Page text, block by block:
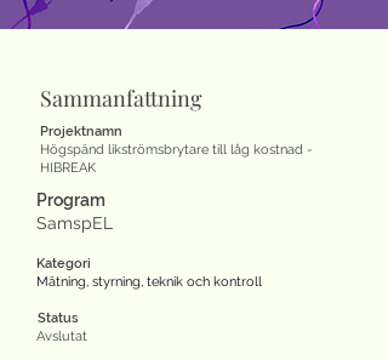
Sammanfattning
Projektnamn
Högspänd likströmsbrytare till låg kostnad -
HIBREAK
Program
SamspEL
Kategori
Mätning, styrning, teknik och kontroll
Status
Avslutat